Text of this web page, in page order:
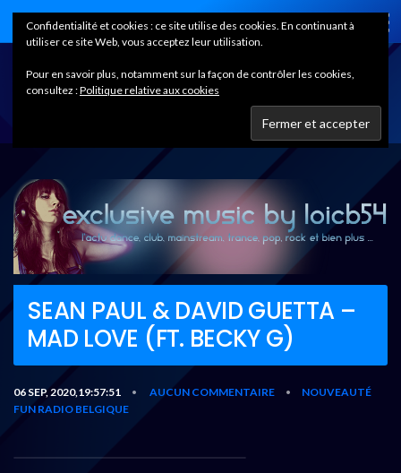
Home
SEAN PAUL & DAVID GUETTA –
MAD LOVE (FT. BECKY G)
06 SEP, 2020,19:57:51 • AUCUN COMMENTAIRE •
NOUVEAUTÉ
FUN RADIO BELGIQUE
Confidentialité et cookies : ce site utilise des cookies. En continuant à
utiliser ce site Web, vous acceptez leur utilisation.
Pour en savoir plus, notamment sur la façon de contrôler les cookies,
consultez :Politique relative aux cookies